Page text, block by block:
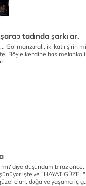
tadında şarkılar.
Göl manzaralı, iki katlı şirin
Böyle kendine has
diye düşündüm biraz
işte ve "HAYAT
olan, doğa ve yaşama iç g..